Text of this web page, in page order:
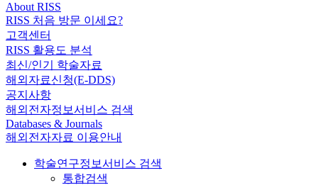
About RISS
RISS 처음 방문 이세요?
고객센터
RISS 활용도 분석
최신/인기 학술자료
해외자료신청(E-DDS)
공지사항
해외전자정보서비스 검색
Databases & Journals
해외전자자료 이용안내
학술연구정보서비스 검색
통합검색